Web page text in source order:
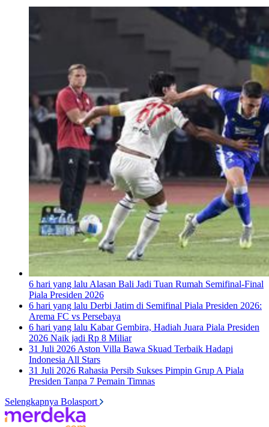
6 hari yang lalu Alasan Bali Jadi Tuan Rumah Semifinal-Final
Piala Presiden 2026
6 hari yang lalu Derbi Jatim di Semifinal Piala Presiden 2026:
Arema FC vs Persebaya
6 hari yang lalu Kabar Gembira, Hadiah Juara Piala Presiden
2026 Naik jadi Rp 8 Miliar
31 Juli 2026 Aston Villa Bawa Skuad Terbaik Hadapi
Indonesia All Stars
31 Juli 2026 Rahasia Persib Sukses Pimpin Grup A Piala
Presiden Tanpa 7 Pemain Timnas
Selengkapnya Bolasport